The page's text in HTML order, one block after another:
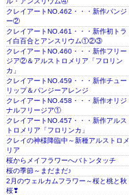
クレイアートNO.462・・・新作パンジ
ー②
クレイアートNO.461・・・新作初トラ
イ白百合とアンスリウム①②③
クレイアートNO.460・・・新作フリー
ジア②＆アルストロメリア「フロリン
カ」
クレイアートNO.459・・・新作チュー
リップ＆パンジーアレンジ
クレイアートNO.458・・・新作オリジ
ナルフリージア①
クレイアートNO.457・・・新作アルス
トロメリア「フロリンカ」
クレイの神様降臨中～新種アルストロメ
リア
桜からメイフラワーへバトンタッチ
桜の季節～まだまだ♪
2月のウェルカムフラワー～桜と桃と秋
桜❣